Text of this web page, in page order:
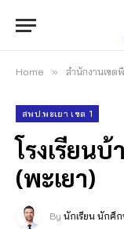
Home » สำนักงานเขต
สพป.พะเยา เขต 1
โรงเรียน
(พะเยา)
By นักเรียน นักศึ